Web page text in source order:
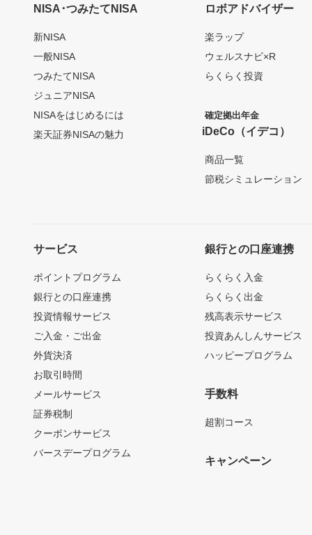
NISA･つみたてNISA
新NISA
一般NISA
つみたてNISA
ジュニアNISA
NISAをはじめるには
楽天証券NISAの魅力
ロボアドバイザー
楽ラップ
ウェルスナビ×R
らくらく投資
確定拠出年金
iDeCo（イデコ）
商品一覧
節税シミュレーション
サービス
ポイントプログラム
銀行との口座連携
投資情報サービス
ご入金・ご出金
外貨決済
お取引時間
メールサービス
証券税制
クーポンサービス
バースデープログラム
銀行との口座連携
らくらく入金
らくらく出金
残高表示サービス
投資あんしんサービス
ハッピープログラム
手数料
超割コース
キャンペーン